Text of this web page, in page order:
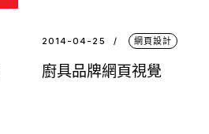
2014-04-25 網頁設計
廚具品牌網頁視覺